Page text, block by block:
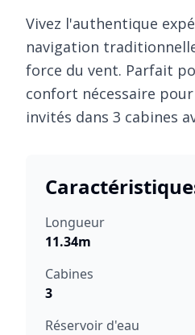
Vivez l'authentique
navigation
force du vent. Parfait
confort nécessaire
invités dans 3 cabines
Longueur
11.34m
Cabines
3
Réservoir d'eau